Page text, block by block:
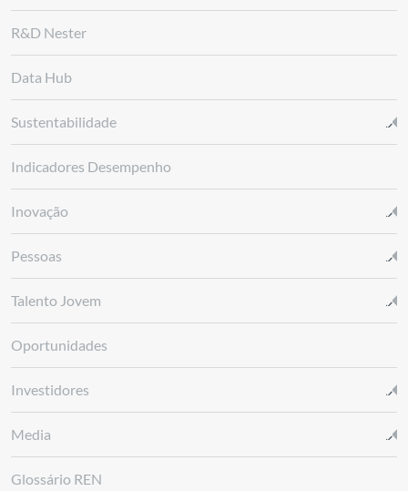
R&D Nester
Data Hub
Sustentabilidade
Indicadores Desempenho
Inovação
Pessoas
Talento Jovem
Oportunidades
Investidores
Media
Glossário REN